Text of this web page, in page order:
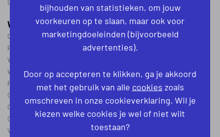
WERKEN IN DE PROCESTECHNIEK
Over de procestechniek
Ploegendienst
Wat is een procesoperator
Werken als procesoperator
Procesoperator in de
chemie, voedingsindustrie, farmacie
Operator A
Operator B
Operator C
Verschil operator A, B en C
bijhouden van statistieken, om jouw
voorkeuren op te slaan, maar ook voor
marketingdoeleinden (bijvoorbeeld
advertenties).
Door op accepteren te klikken, ga je akkoord
met het gebruik van alle cookies zoals
omschreven in onze cookieverklaring. Wil je
kiezen welke cookies je wel of niet wilt
toestaan?